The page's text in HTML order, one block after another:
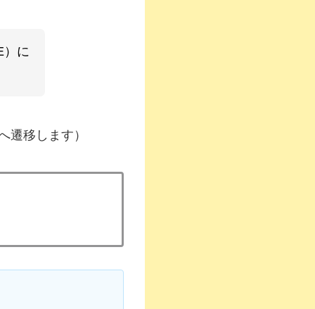
）に
遷移します）